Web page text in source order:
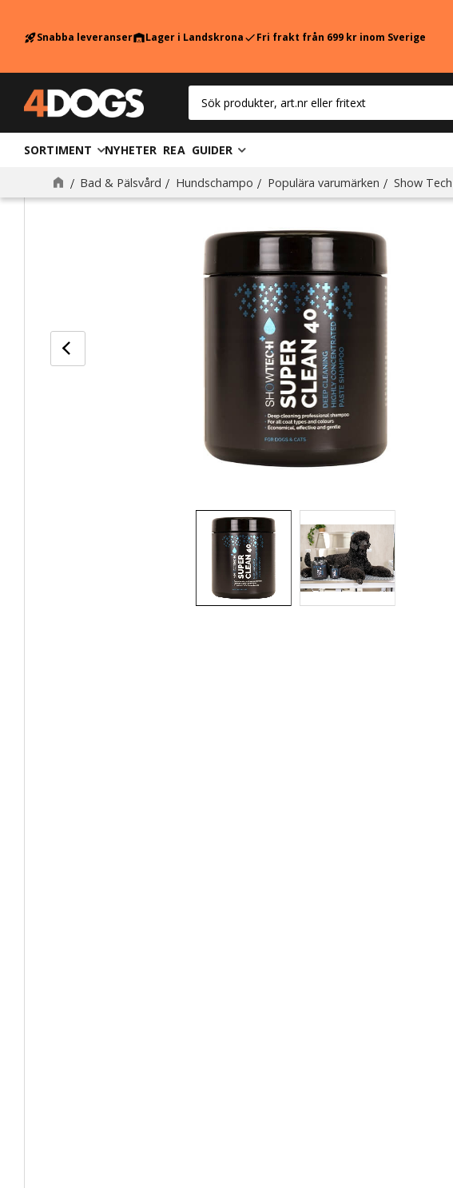
rocket_launchSnabba leveranserwarehouseLager i LandskronacheckFri frakt från 699 kr inom Sverige
SORTIMENT NYHETER REA GUIDER
Bad & Pälsvård Hundschampo Populära varumärken Show